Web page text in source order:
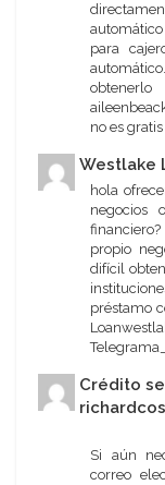
para
no es gratis
Westlake
hola
negocios
propio
difícil
préstamo
Crédito
Si aún
correo